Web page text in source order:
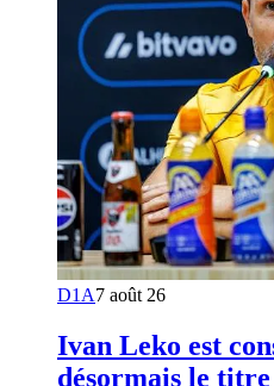
D1A7 août 26
Ivan Leko est
désormais le titre